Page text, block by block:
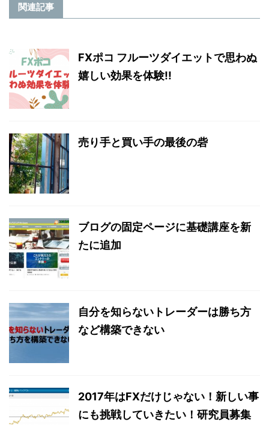
関連記事
FXポコ フルーツダイエットで思わぬ
嬉しい効果を体験!!
売り手と買い手の最後の砦
ブログの固定ページに基礎講座を新
たに追加
自分を知らないトレーダーは勝ち方
など構築できない
2017年はFXだけじゃない！新しい事
にも挑戦していきたい！研究員募集